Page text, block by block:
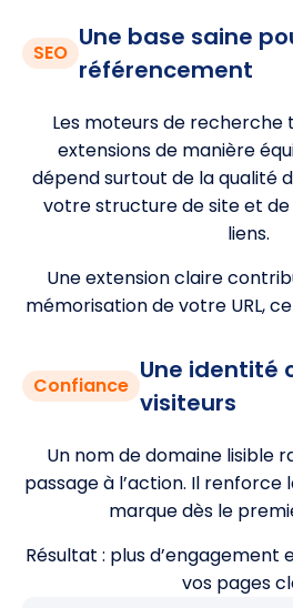
SEO
Une base saine
référencement
Les moteurs de
extensions de manière
dépend surtout de la qualité
votre structure de site et
liens.
Une extension claire
mémorisation de votre URL,
Confiance
Une identité
visiteurs
Un nom de domaine lisible
passage à l’action. Il
marque dès le
Résultat : plus d’engagement
vos pages